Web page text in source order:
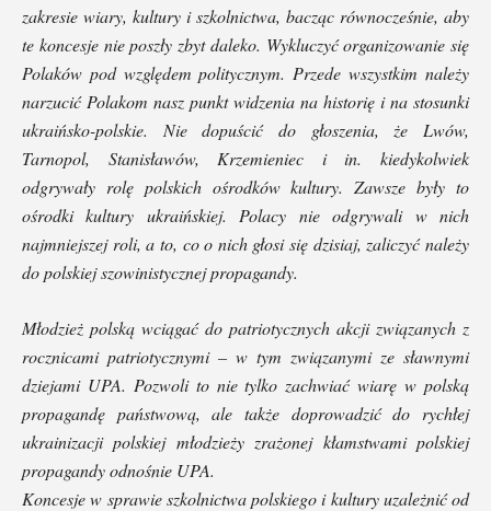
zakresie wiary, kultury i szkolnictwa, bacząc równocześnie, aby
te koncesje nie poszły zbyt daleko. Wykluczyć organizowanie się
Polaków pod względem politycznym. Przede wszystkim należy
narzucić Polakom nasz punkt widzenia na historię i na stosunki
ukraińsko-polskie. Nie dopuścić do głoszenia, że Lwów,
Tarnopol, Stanisławów, Krzemieniec i in. kiedykolwiek
odgrywały rolę polskich ośrodków kultury. Zawsze były to
ośrodki kultury ukraińskiej. Polacy nie odgrywali w nich
najmniejszej roli, a to, co o nich głosi się dzisiaj, zaliczyć należy
do polskiej szowinistycznej propagandy.
Młodzież polską wciągać do patriotycznych akcji związanych z
rocznicami patriotycznymi – w tym związanymi ze sławnymi
dziejami UPA. Pozwoli to nie tylko zachwiać wiarę w polską
propagandę państwową, ale także doprowadzić do rychłej
ukrainizacji polskiej młodzieży zrażonej kłamstwami polskiej
propagandy odnośnie UPA.
Koncesje w sprawie szkolnictwa polskiego i kultury uzależnić od